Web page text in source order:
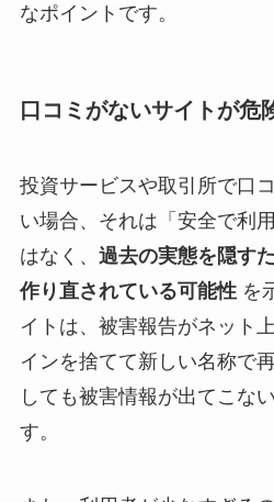
なポイントです。
口コミがないサイトが危
投資サービスや取引所で口
い場合、それは「安全で利
はなく、 過去の実態を隠す
作り直されている可能性を
イトは、被害報告がネット
インを捨てて新しい名称で
しても被害情報が出てこな
す。